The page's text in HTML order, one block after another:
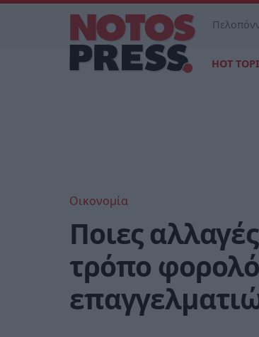
HOT
Οικονομία
Ποιες
τρόπο